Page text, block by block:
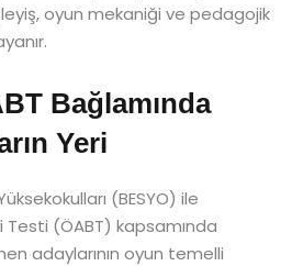
İşleyiş, oyun mekaniği ve pedagojik
Bağlamında
Yeri
(BESYO) ile
(ÖABT) kapsamında
adaylarının oyun temelli